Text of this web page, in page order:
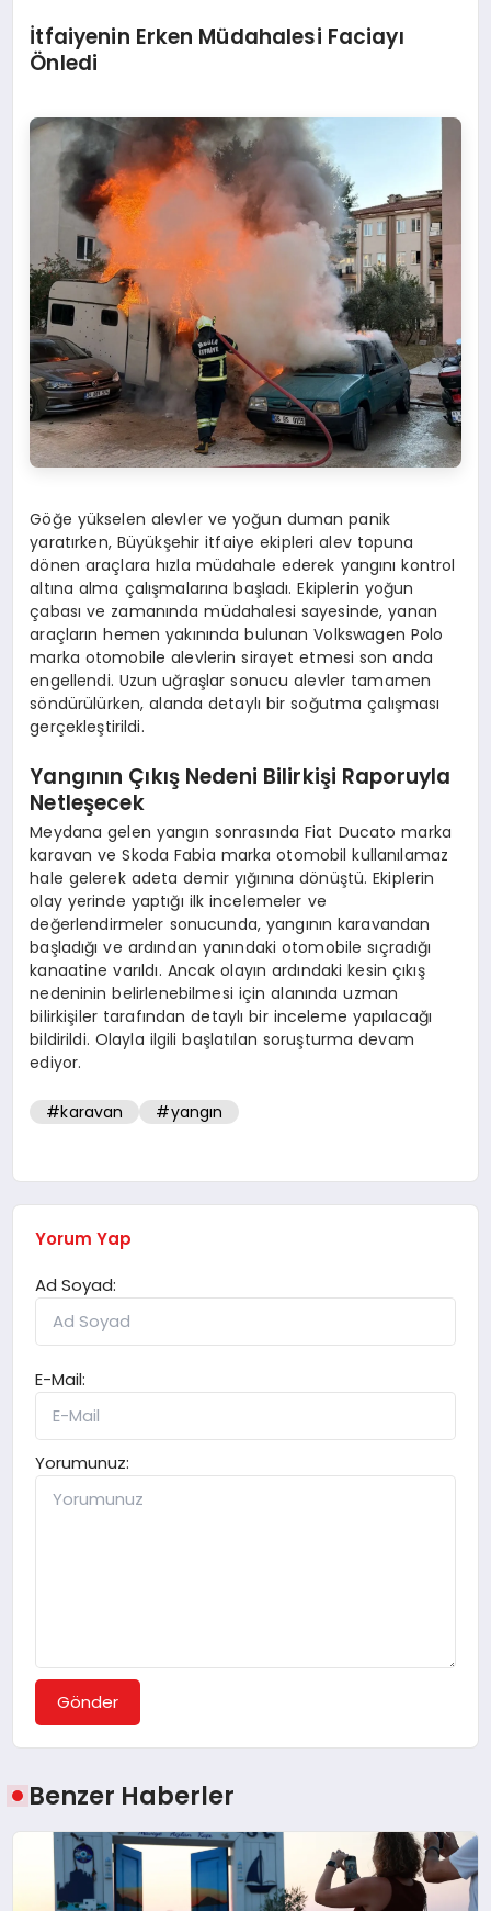
İtfaiyenin Erken Müdahalesi Faciayı
Önledi
Göğe yükselen alevler ve yoğun duman panik
yaratırken, Büyükşehir itfaiye ekipleri alev topuna
dönen araçlara hızla müdahale ederek yangını kontrol
altına alma çalışmalarına başladı. Ekiplerin yoğun
çabası ve zamanında müdahalesi sayesinde, yanan
araçların hemen yakınında bulunan Volkswagen Polo
marka otomobile alevlerin sirayet etmesi son anda
engellendi. Uzun uğraşlar sonucu alevler tamamen
söndürülürken, alanda detaylı bir soğutma çalışması
gerçekleştirildi.
Yangının Çıkış Nedeni Bilirkişi Raporuyla
Netleşecek
Meydana gelen yangın sonrasında Fiat Ducato marka
karavan ve Skoda Fabia marka otomobil kullanılamaz
hale gelerek adeta demir yığınına dönüştü. Ekiplerin
olay yerinde yaptığı ilk incelemeler ve
değerlendirmeler sonucunda, yangının karavandan
başladığı ve ardından yanındaki otomobile sıçradığı
kanaatine varıldı. Ancak olayın ardındaki kesin çıkış
nedeninin belirlenebilmesi için alanında uzman
bilirkişiler tarafından detaylı bir inceleme yapılacağı
bildirildi. Olayla ilgili başlatılan soruşturma devam
ediyor.
#karavan #yangın
Yorum Yap
Ad Soyad:
E-Mail:
Yorumunuz:
Gönder
Benzer Haberler